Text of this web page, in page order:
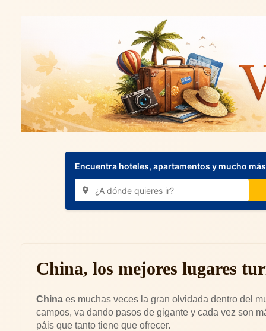
Encuentra hoteles, apartamentos y mucho
China, los mejores lugares
China es muchas veces la gran olvidada dentro del
campos, va dando pasos de gigante y cada vez son
páis que tanto tiene que ofrecer.